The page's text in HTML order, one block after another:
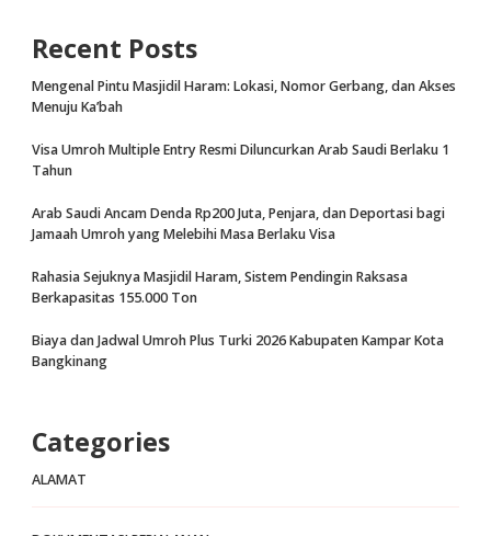
Recent Posts
Mengenal Pintu Masjidil Haram: Lokasi, Nomor Gerbang, dan Akses
Menuju Ka’bah
Visa Umroh Multiple Entry Resmi Diluncurkan Arab Saudi Berlaku 1
Tahun
Arab Saudi Ancam Denda Rp200 Juta, Penjara, dan Deportasi bagi
Jamaah Umroh yang Melebihi Masa Berlaku Visa
Rahasia Sejuknya Masjidil Haram, Sistem Pendingin Raksasa
Berkapasitas 155.000 Ton
Biaya dan Jadwal Umroh Plus Turki 2026 Kabupaten Kampar Kota
Bangkinang
Categories
ALAMAT